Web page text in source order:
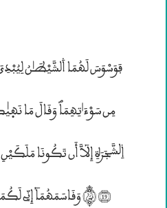
فَوَسْوَسَ لَهُمَا
مِن سَوْءَ؛تِهِمَاؐ وَقَالَ مَا